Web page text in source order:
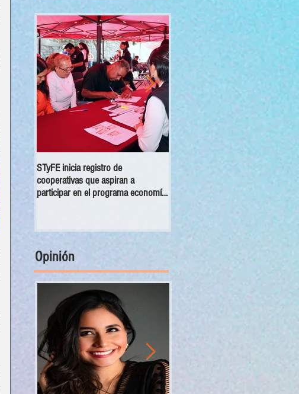
STyFE inicia registro de
cooperativas que aspiran a
participar en el programa economía
dejan una derrama económica
Opinión